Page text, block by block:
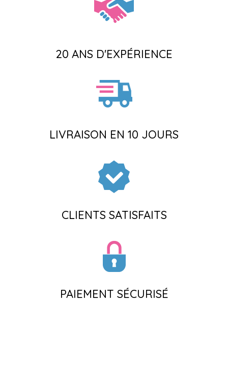
20 ANS D'EXPÉRIENCE
LIVRAISON EN 10 JOURS
CLIENTS SATISFAITS
PAIEMENT SÉCURISÉ